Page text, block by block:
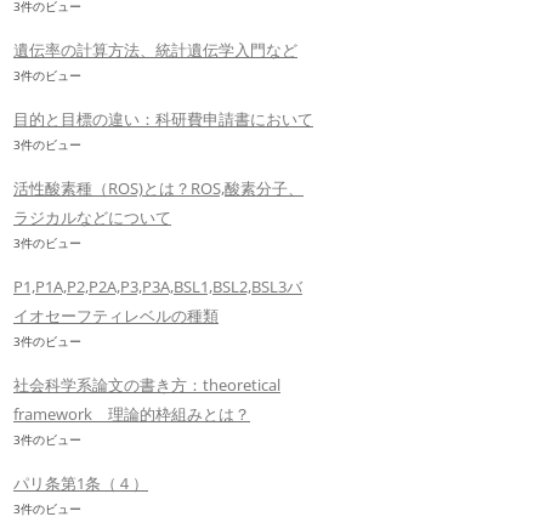
3件のビュー
遺伝率の計算方法、統計遺伝学入門など
3件のビュー
目的と目標の違い：科研費申請書において
3件のビュー
活性酸素種（ROS)とは？ROS,酸素分子、
ラジカルなどについて
3件のビュー
P1,P1A,P2,P2A,P3,P3A,BSL1,BSL2,BSL3バ
イオセーフティレベルの種類
3件のビュー
社会科学系論文の書き方：theoretical
framework 理論的枠組みとは？
3件のビュー
パリ条第1条（４）
3件のビュー